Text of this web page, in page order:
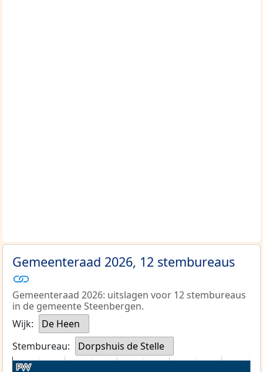
Gemeenteraad 2026, 12 stembureaus
Gemeenteraad 2026: uitslagen voor 12 stembureaus
in de gemeente Steenbergen.
Wijk:
De Heen
Stembureau:
Dorpshuis de Stelle
PVV
PVV